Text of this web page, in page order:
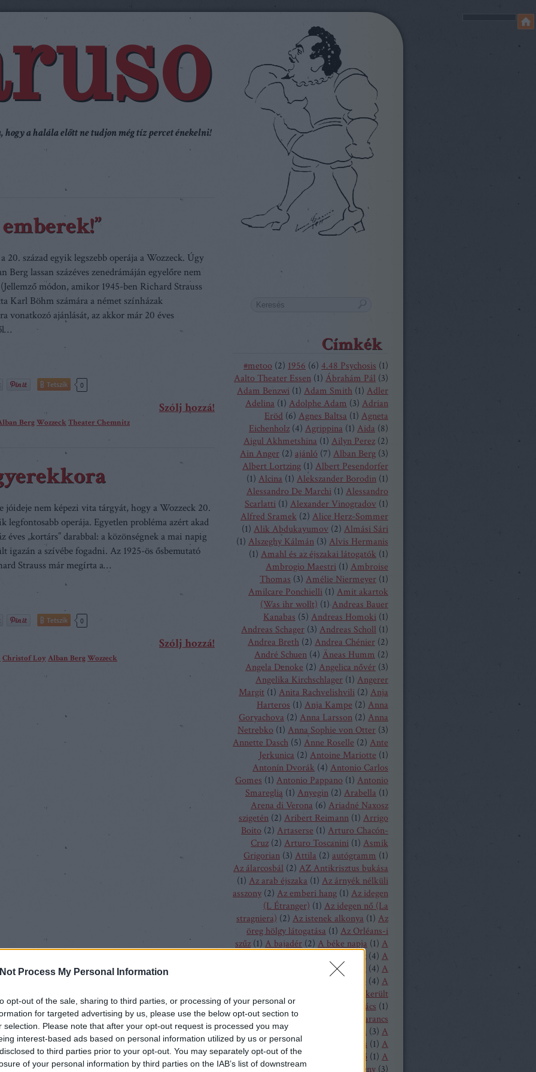
Process My Personal Information
opt-out of the sale, sharing to third parties, or processing of your personal or
for targeted advertising by us, please use the below opt-out section to
selection. Please note that after your opt-out request is processed you may
interest-based ads based on personal information utilized by us or personal
to third parties prior to your opt-out. You may separately opt-out of the
of your personal information by third parties on the IAB’s list of downstream
hogy a halála előtt ne tudjon még tíz percet énekelni!
20. század egyik legszebb operája a Wozzeck. Úgy
Berg lassan százéves zenedrámáján egyelőre nem
módon, amikor 1945-ben Richard Strauss
Karl Böhm számára a német színházak
vonatkozó ajánlását, az akkor már 20 éves
Tetszik 0
Szólj hozzá!
BergWozzeckTheater Chemnitz
jóideje nem képezi vita tárgyát, hogy a Wozzeck 20.
legfontosabb operája. Egyetlen probléma azért akad
éves „kortárs” darabbal: a közönségnek a mai napig
igazán a szívébe fogadni. Az 1925-ös ősbemutató
Strauss már megírta a…
Tetszik 0
Szólj hozzá!
Christof LoyAlban BergWozzeck
Címkék
#metoo (2) 1956 (6) 4.48 Psychosis (1)
Aalto Theater Essen (1) Ábrahám Pál (3)
Adam Benzwi (1) Adam Smith (1) Adler
Adelina (1) Adolphe Adam (3) Adrian
Eröd (6) Agnes Baltsa (1) Agneta
Eichenholz (4) Agrippina (1) Aida (8)
Aigul Akhmetshina (1) Ailyn Perez (2)
Ain Anger (2) ajánló (7) Alban Berg (3)
Albert Lortzing (1) Albert Pesendorfer
(1) Alcina (1) Alekszander Borodin (1)
Alessandro De Marchi (1) Alessandro
Scarlatti (1) Alexander Vinogradov (1)
Alfred Sramek (2) Alice Herz-Sommer
(1) Alik Abdukayumov (2) Almási Sári
(1) Alszeghy Kálmán (3) Alvis Hermanis
(1) Amahl és az éjszakai látogatók (1)
Ambrogio Maestri (1) Ambroise
Thomas (3) Amélie Niermeyer (1)
Amilcare Ponchielli (1) Amit akartok
(Was ihr wollt) (1) Andreas Bauer
Kanabas (5) Andreas Homoki (1)
Andreas Schager (3) Andreas Scholl (1)
Andrea Breth (2) Andrea Chénier (2)
André Schuen (4) Äneas Humm (2)
Angela Denoke (2) Angelica nővér (3)
Angelika Kirchschlager (1) Angerer
Margit (1) Anita Rachvelishvili (2) Anja
Harteros (1) Anja Kampe (2) Anna
Goryachova (2) Anna Larsson (2) Anna
Netrebko (1) Anna Sophie von Otter (3)
Annette Dasch (5) Anne Roselle (2) Ante
Jerkunica (2) Antoine Mariotte (1)
Antonín Dvorák (4) Antonio Carlos
Gomes (1) Antonio Pappano (1) Antonio
Smareglia (1) Anyegin (2) Arabella (1)
Arena di Verona (6) Ariadné Naxosz
szigetén (2) Aribert Reimann (1) Arrigo
Boito (2) Artaserse (1) Arturo Chacón-
Cruz (2) Arturo Toscanini (1) Asmik
Grigorian (3) Attila (2) autógramm (1)
Az álarcosbál (2) AZ Antikrisztus bukása
(1) Az arab éjszaka (1) Az árnyék nélküli
asszony (2) Az emberi hang (1) Az idegen
(L Étranger) (1) Az idegen nő (La
stragniera) (2) Az istenek alkonya (1) Az
öreg hölgy látogatása (1) Az Orléans-i
szűz (1) A bajadér (2) A béke napja (1) A
A bűvös vadász (4) A
A csavar fordul egyet (4) A
(4) A
A félresikerült
menyasszonycsere
A genti kovács (1)
A hallgatag asszony
A három narancs
szerelmese
A hattyúk tava (3) A
holtak házából
A játékos (1) A
kaméliás hölgy
A kegyencnő (1) A
kékszakállú herceg vára
A köpeny (3)